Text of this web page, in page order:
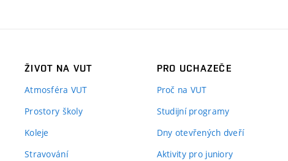
ŽIVOT NA VUT
Atmosféra VUT
Prostory školy
Koleje
Stravování
PRO UCHAZEČE
Proč na VUT
Studijní programy
Dny otevřených dveří
Aktivity pro juniory